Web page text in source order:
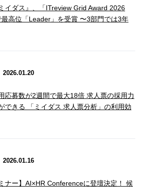
イダス』、「ITreview Grid Award 2026
高位「Leader」を受賞 〜3部門では3年
2026.01.20
応募数が2週間で最大18倍 求人票の採用力
できる 「ミイダス 求人票分析」の利用効
2026.01.16
ナー】AI×HR Conferenceに登壇決定！ 候